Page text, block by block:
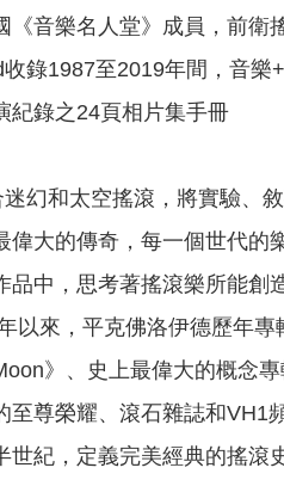
音樂名人堂》成員，前衛
錄1987至2019年間，音樂
錄之24頁相片集手冊
幻和太空搖滾，將實驗、
偉大的傳奇，每一個世代
品中，思考著搖滾樂所能
以來，平克佛洛伊德歷年
》、史上最偉大的概念
至尊榮耀、滾石雜誌和
紀，定義完美經典的搖滾